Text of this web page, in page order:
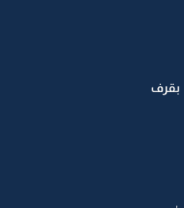
بقرف